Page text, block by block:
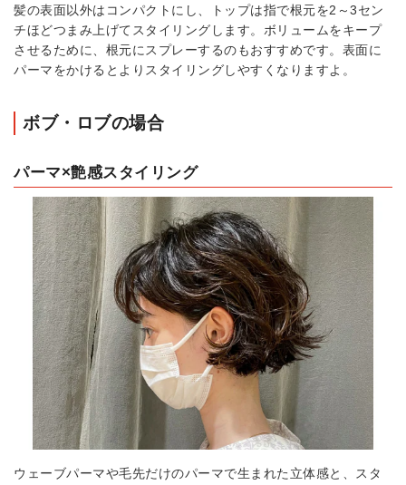
髪の表面以外はコンパクトにし、トップは指で根元を2～3セン
チほどつまみ上げてスタイリングします。ボリュームをキープ
させるために、根元にスプレーするのもおすすめです。表面に
パーマをかけるとよりスタイリングしやすくなりますよ。
ボブ・ロブの場合
パーマ×艶感スタイリング
ウェーブパーマや毛先だけのパーマで生まれた立体感と、スタ